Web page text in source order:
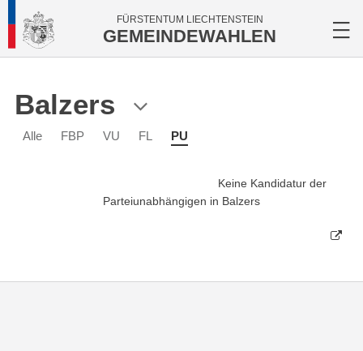
FÜRSTENTUM LIECHTENSTEIN
GEMEINDEWAHLEN
Balzers
Alle FBP VU FL PU
Keine Kandidatur der
Parteiunabhängigen in Balzers